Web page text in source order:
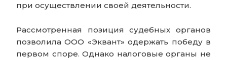
при осуществлении своей деятельности.
Рассмотренная позиция судебных органов
позволила ООО «Эквант» одержать победу в
первом споре. Однако налоговые органы не